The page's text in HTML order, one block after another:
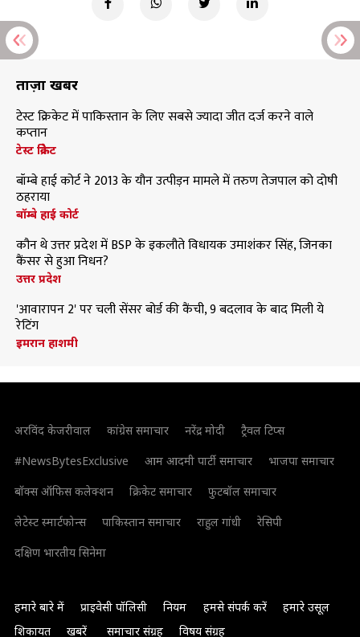
ताज़ा खबरें
टेस्ट क्रिकेट में पाकिस्तान के लिए सबसे ज्यादा जीत दर्ज करने वाले
कप्तान
टेस्ट क्रिकेट
बॉम्बे हाई कोर्ट ने 2013 के यौन उत्पीड़न मामले में तरुण तेजपाल को दोषी
ठहराया
बॉम्बे हाई कोर्ट
कौन थे उत्तर प्रदेश में BSP के इकलौते विधायक उमाशंकर सिंह, जिनका
कैंसर से हुआ निधन?
उत्तर प्रदेश
'आवारापन 2' पर चली सेंसर बोर्ड की कैंची, 9 बदलाव के बाद मिली ये
रेटिंग
इमरान हाशमी
अरविंद केजरीवाल कांग्रेस समाचार नरेंद्र मोदी
ट्रैवल टिप्स
#NewsBytesExclusive
आम आदमी पार्टी समाचार
भाजपा समाचार
बॉक्स ऑफिस कलेक्शन
क्रिकेट समाचार
फुटबॉल समाचार
लेटेस्ट स्मार्टफोन्स
पाकिस्तान समाचार राहुल गांधी
रेसिपी
दक्षिण भारतीय सिनेमा
हमारे बारे में प्राइवेसी पॉलिसी नियम हमसे संपर्क करें
हमारे उसूल
शिकायत
खबरें समाचार संग्रह विषय संग्रह